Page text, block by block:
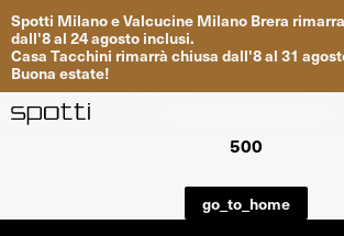
Spotti MilanoeValcucine Milano Brera
dall'8al 24agosto inclusi.
Casa Tacchini rimarrà chiusa dall'8al 31
Buona estate!
Progetti
500
go_to_home